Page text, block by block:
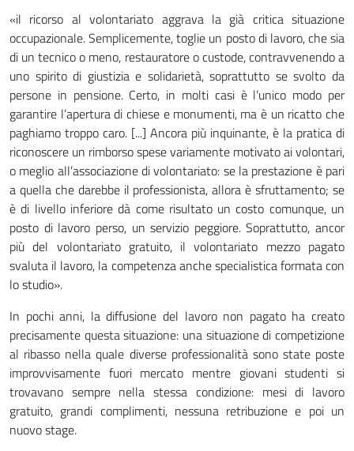
«il ricorso al volontariato aggrava la già critica situazione
occupazionale. Semplicemente, toglie un posto di lavoro, che sia
di un tecnico o meno, restauratore o custode, contravvenendo a
uno spirito di giustizia e solidarietà, soprattutto se svolto da
persone in pensione. Certo, in molti casi è l’unico modo per
garantire l’apertura di chiese e monumenti, ma è un ricatto che
paghiamo troppo caro. [...] Ancora più inquinante, è la pratica di
riconoscere un rimborso spese variamente motivato ai volontari,
o meglio all’associazione di volontariato: se la prestazione è pari
a quella che darebbe il professionista, allora è sfruttamento; se
è di livello inferiore dà come risultato un costo comunque, un
posto di lavoro perso, un servizio peggiore. Soprattutto, ancor
più del volontariato gratuito, il volontariato mezzo pagato
svaluta il lavoro, la competenza anche specialistica formata con
lo studio».
In pochi anni, la diffusione del lavoro non pagato ha creato
precisamente questa situazione: una situazione di competizione
al ribasso nella quale diverse professionalità sono state poste
improvvisamente fuori mercato mentre giovani studenti si
trovavano sempre nella stessa condizione: mesi di lavoro
gratuito, grandi complimenti, nessuna retribuzione e poi un
nuovo stage.